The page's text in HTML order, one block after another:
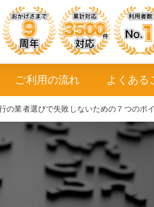
ご利用の流れ よくある
の業者選びで失敗しないための７つのポ